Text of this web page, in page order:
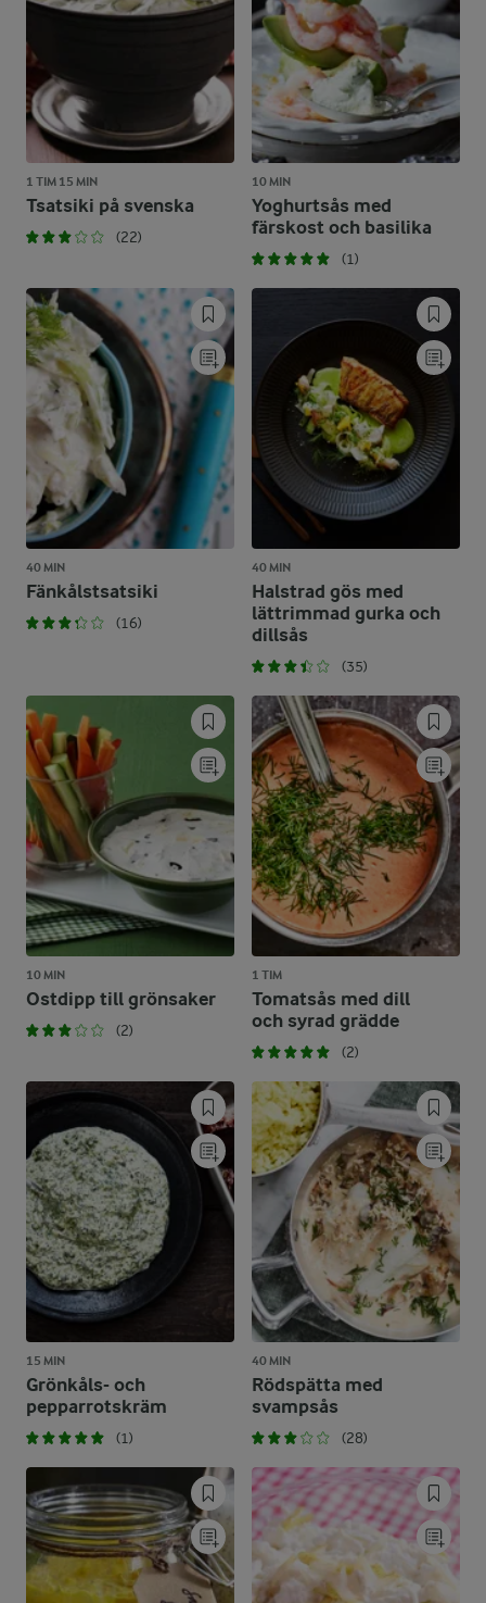
1 TIM 15 MIN
Tsatsiki på svenska
(22)
10 MIN
Yoghurtsås med
färskost och basilika
(1)
40 MIN
Fänkålstsatsiki
(16)
40 MIN
Halstrad gös med
lättrimmad gurka och
dillsås
(35)
10 MIN
Ostdipp till grönsaker
(2)
1 TIM
Tomatsås med dill
och syrad grädde
(2)
15 MIN
Grönkåls- och
pepparrotskräm
(1)
40 MIN
Rödspätta med
svampsås
(28)